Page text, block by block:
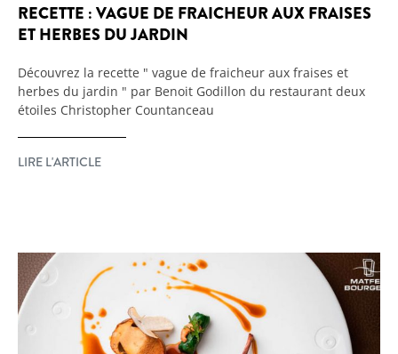
RECETTE : VAGUE DE FRAICHEUR AUX FRAISES
ET HERBES DU JARDIN
Découvrez la recette " vague de fraicheur aux fraises et
herbes du jardin " par Benoit Godillon du restaurant deux
étoiles Christopher Countanceau
LIRE L'ARTICLE